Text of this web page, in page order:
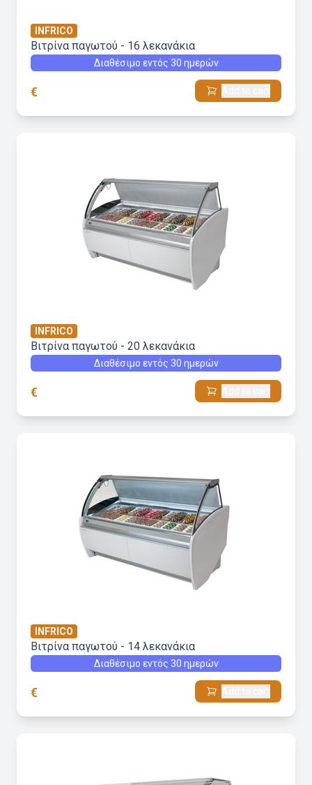
INFRICO
Βιτρίνα παγωτού - 16 λεκανάκια
Διαθέσιμο εντός 30 ημερών
€
INFRICO
Βιτρίνα παγωτού - 20 λεκανάκια
Διαθέσιμο εντός 30 ημερών
€
INFRICO
Βιτρίνα παγωτού - 14 λεκανάκια
Διαθέσιμο εντός 30 ημερών
€